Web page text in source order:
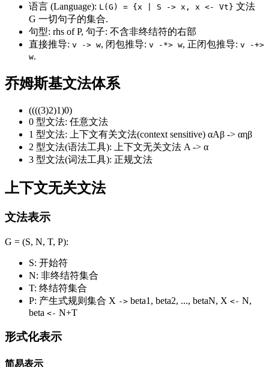
语言 (Language): L(G) = {x | S -> x, x <- Vt} 文法
G 一切句子的集合.
句型: rhs of P, 句子: 不含非终结符的右部
直接推导: v -> w, 闭包推导: v -*> w, 正闭包推导: v -+>
w.
乔姆斯基文法体系
((((3)2)1)0)
0 型文法: 任意文法
1 型文法: 上下文有关文法(context sensitive) αAβ -> αηβ
2 型文法(语法工具): 上下文无关文法 A -> α
3 型文法(词法工具): 正规文法
上下文无关文法
文法表示
G = (S, N, T, P):
S: 开始符
N: 非终结符集合
T: 终结符集合
P: 产生式规则集合 X -> beta1, beta2, ..., betaN, X <- N,
beta <- N+T
形式化表示
简易表示